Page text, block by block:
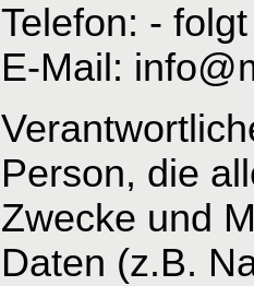
Telefon: -
E-Mail:
Person, die
Zwecke und
Daten (z.B.